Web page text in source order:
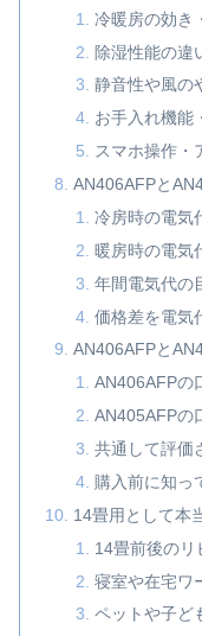
冷暖房の効き
除湿性能の違
静音性や風の
お手入れ機能
スマホ操作・
AN406AFPと
冷房時の電気
暖房時の電気
年間電気代の
価格差を電気
AN406AFPと
AN406AFPの
AN405AFPの
共通して評価
購入前に知っ
14畳用として本
14畳前後のリ
寝室や在宅ワ
ペットや子ど